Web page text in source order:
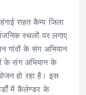
राहत कैम्प जिला
स्थलों पर लगाए
गांवों के संग अभियान
के संग अभियान के
हो रहा है। इस
में कैलेण्डर के